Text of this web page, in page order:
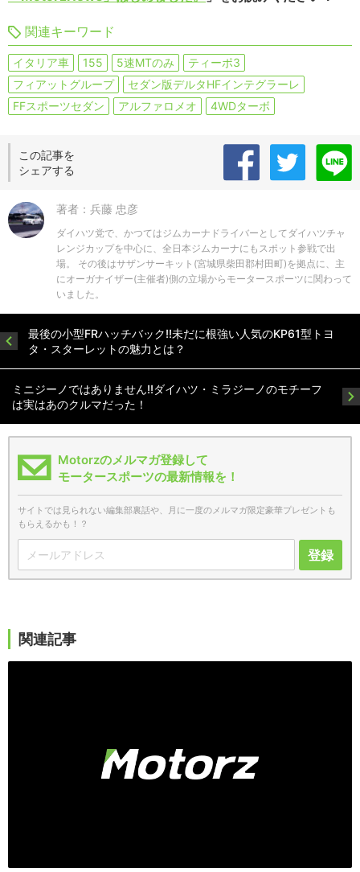
関連キーワード
イタリア車 155 5速MTのみ
ティーポ3
フィアットグループ
セダン版デルタHFインテグラーレ
FFスポーツセダン
アルファロメオ 4WDターボ
この記事を
シェアする
著者：兵藤 忠彦
ダイハツ党で、かつてはジムカーナドライバーとしてダイハツチャ
レンジカップを中心に、全日本ジムカーナにもスポット参戦で出
場。 その後はサザンサーキット(宮城県柴田郡村田町)を拠点に、主
にオーガナイザー(主催者)側の立場からモータースポーツに関わって
いました。
最後の小型FRハッチバック!!未だに根強い人気のKP61型トヨ
タ・スターレットの魅力とは？
ミニジーノではありません!!ダイハツ・ミラジーノのモチーフ
は実はあのクルマだった！
Motorzのメルマガ登録して
モータースポーツの最新情報を！
サイトでは見られない編集部裏話や、月に一度のメルマガ限定豪華プレゼントも
もらえるかも！？
登録
関連記事